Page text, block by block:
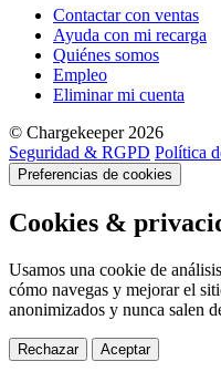
Contactar con ventas
Ayuda con mi recarga
Quiénes somos
Empleo
Eliminar mi cuenta
© Chargekeeper 2026
Seguridad & RGPD Política
Preferencias de cookies
Cookies &
Usamos una cookie de
cómo navegas y mejorar el
anonimizados y nunca salen
Rechazar Aceptar